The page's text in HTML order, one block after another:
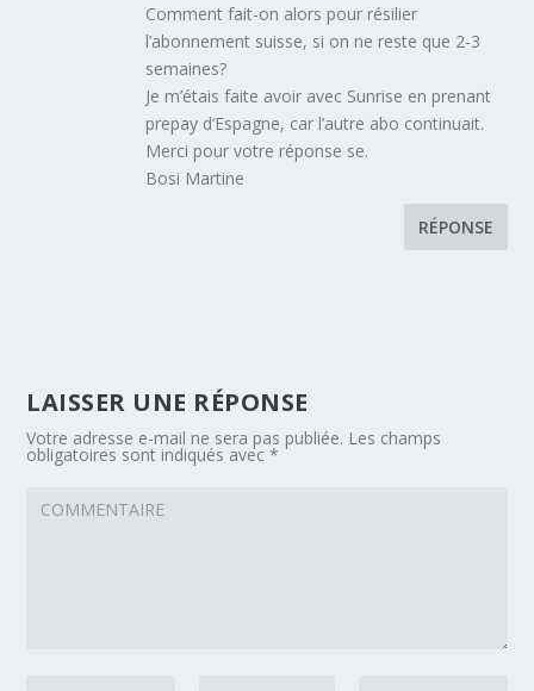
Comment fait-on alors pour résilier
l’abonnement suisse, si on ne reste que 2-3
semaines?
Je m’étais faite avoir avec Sunrise en prenant
prepay d’Espagne, car l’autre abo continuait.
Merci pour votre réponse se.
Bosi Martine
RÉPONSE
LAISSER UNE RÉPONSE
Votre adresse e-mail ne sera pas publiée. Les champs
obligatoires sont indiqués avec*